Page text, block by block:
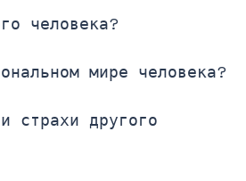
человека?
мире человека?
страхи другого